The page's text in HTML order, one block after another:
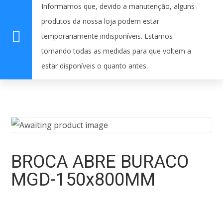
Informamos que, devido a manutenção, alguns
produtos da nossa loja podem estar
temporariamente indisponíveis. Estamos
tomando todas as medidas para que voltem a
estar disponíveis o quanto antes.
BROCA ABRE BURACO
MGD-150x800MM